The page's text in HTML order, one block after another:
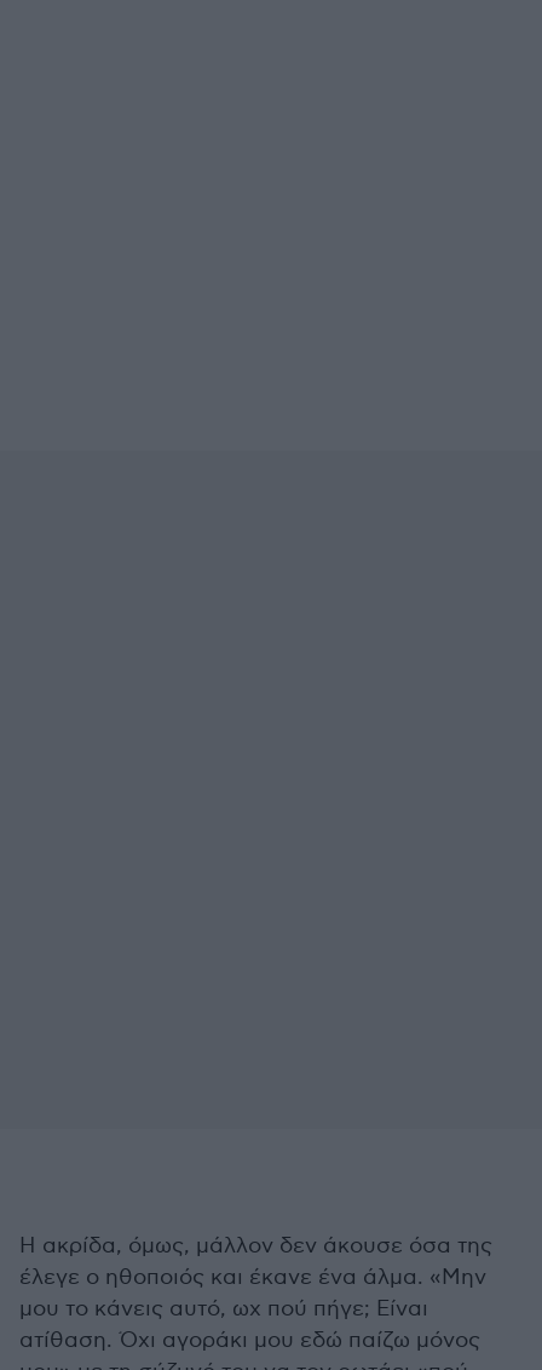
Η ακρίδα, όμως, μάλλον δεν άκουσε όσα της
έλεγε ο ηθοποιός και έκανε ένα άλμα. «Μην
μου το κάνεις αυτό, ωχ πού πήγε; Είναι
ατίθαση. Όχι αγοράκι μου εδώ παίζω μόνος